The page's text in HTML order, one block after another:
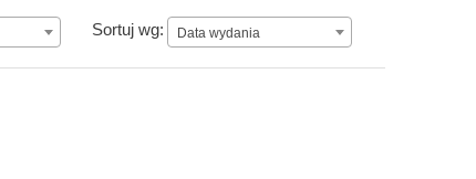
Sortuj wg: Data wydania
Data wydania